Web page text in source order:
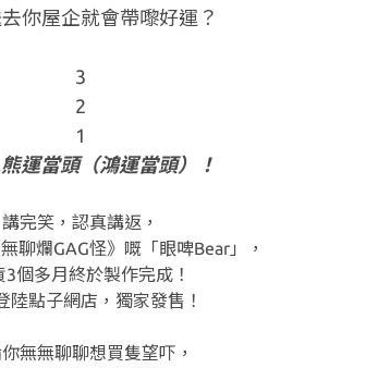
你屋企就會帶嚟好運？
3
2
1
運當頭（鴻運當頭）！
講完笑，認真講返，
聊爛GAG怪》嘅「眼啤Bear」，
3個多月終於製作完成！
陸點子網店，獨家發售！
無無聊聊想買隻望吓，